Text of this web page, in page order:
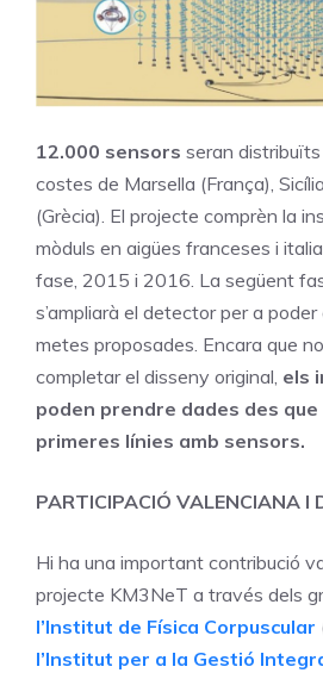
12.000 sensors seran
costes de Marsella (França),
(Grècia). El projecte comprèn la
mòduls en aigües franceses i
fase, 2015 i 2016. La següent
s’ampliarà el detector per a
metes proposades. Encara que
completar el disseny original, els
poden prendre dades des que
primeres línies amb sensors.
PARTICIPACIÓ VALENCIANA I
Hi ha una important contribució
projecte KM3NeT a través dels
l’Institut de Física Corpuscular
l’Institut per a la Gestió